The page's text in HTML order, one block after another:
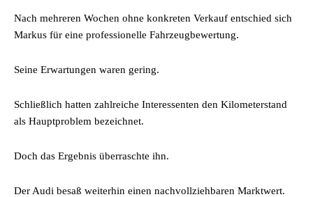
Nach mehreren Wochen ohne konkreten Verkauf entschied sich
Markus für eine professionelle Fahrzeugbewertung.
Seine Erwartungen waren gering.
Schließlich hatten zahlreiche Interessenten den Kilometerstand
als Hauptproblem bezeichnet.
Doch das Ergebnis überraschte ihn.
Der Audi besaß weiterhin einen nachvollziehbaren Marktwert.